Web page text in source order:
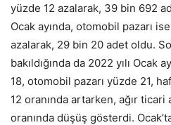
yüzde 12 azalarak, 39 bin 692
Ocak ayında, otomobil pazarı
azalarak, 29 bin 20 adet oldu.
bakıldığında da 2022 yılı Ocak
18, otomobil pazarı yüzde 21,
12 oranında artarken, ağır ticari
oranında düşüş gösterdi.